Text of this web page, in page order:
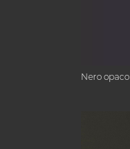
Nero opaco